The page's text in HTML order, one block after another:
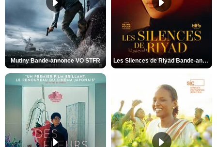
Mutiny Bande-annonce VO STFR Les Silences de Riyad Bande-annonce VO STFR